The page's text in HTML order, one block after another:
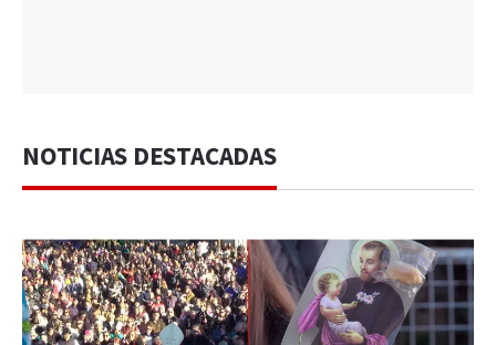
NOTICIAS DESTACADAS